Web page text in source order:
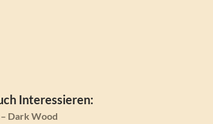
Interessieren:
Dark Wood